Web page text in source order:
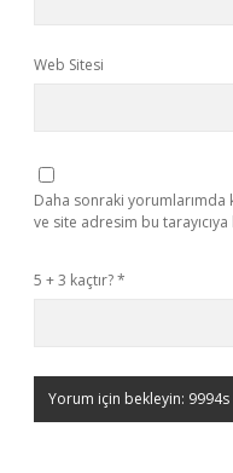
Web Sitesi
Daha sonraki yorumlarımda
ve site adresim bu
5 + 3 kaçtır?*